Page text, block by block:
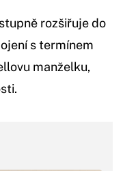
rozšiřuje do
s termínem
manželku,